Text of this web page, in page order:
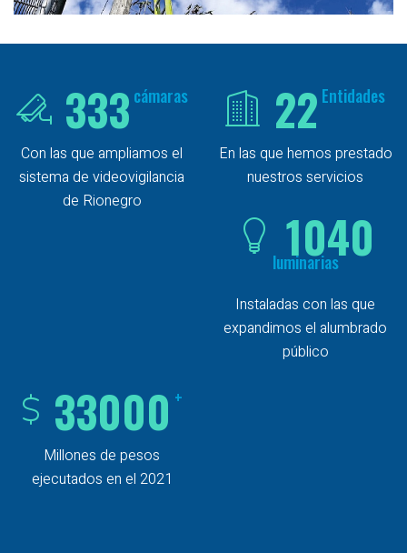
333 cámaras
Con las que ampliamos el
sistema de videovigilancia
de Rionegro
22 Entidades
En las que hemos prestado
nuestros servicios
1040
luminarias
Instaladas con las que
expandimos el alumbrado
público
33000 +
Millones de pesos
ejecutados en el 2021